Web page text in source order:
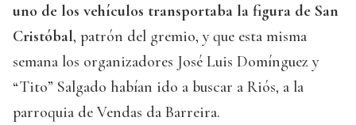
uno de los vehículos transportaba la figura de San
Cristóbal, patrón del gremio, y que esta misma
semana los organizadores José Luis Domínguez y
“Tito” Salgado habían ido a buscar a Riós, a la
parroquia de Vendas da Barreira.